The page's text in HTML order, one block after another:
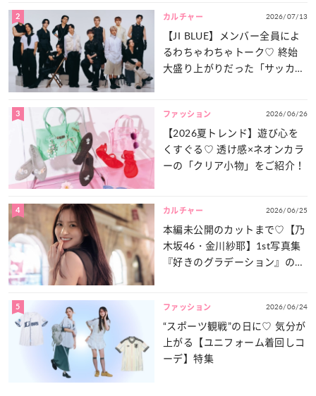
2 カルチャー 2026/07/13
【JI BLUE】メンバー全員によ
るわちゃわちゃトーク♡ 終始
大盛り上がりだった「サッカー
3 ファッション 2026/06/26
【2026夏トレンド】遊び心を
くすぐる♡ 透け感×ネオンカラ
ーの「クリア小物」をご紹介！
4 カルチャー 2026/06/25
本編未公開のカットまで♡【乃
木坂46・金川紗耶】1st写真集
『好きのグラデーション』の魅
5 ファッション 2026/06/24
“スポーツ観戦”の日に♡ 気分が
上がる【ユニフォーム着回しコ
ーデ】特集